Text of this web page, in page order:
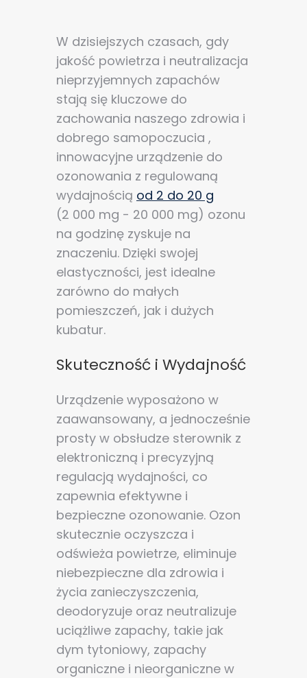
W dzisiejszych czasach, gdy
jakość powietrza i neutralizacja
nieprzyjemnych zapachów
stają się kluczowe do
zachowania naszego zdrowia i
dobrego samopoczucia ,
innowacyjne urządzenie do
ozonowania z regulowaną
wydajnością od 2 do 20 g
(2 000 mg - 20 000 mg) ozonu
na godzinę zyskuje na
znaczeniu. Dzięki swojej
elastyczności, jest idealne
zarówno do małych
pomieszczeń, jak i dużych
kubatur.
Skuteczność i Wydajność
Urządzenie wyposażono w
zaawansowany, a jednocześnie
prosty w obsłudze sterownik z
elektroniczną i precyzyjną
regulacją wydajności, co
zapewnia efektywne i
bezpieczne ozonowanie. Ozon
skutecznie oczyszcza i
odświeża powietrze, eliminuje
niebezpieczne dla zdrowia i
życia zanieczyszczenia,
deodoryzuje oraz neutralizuje
uciążliwe zapachy, takie jak
dym tytoniowy, zapachy
organiczne i nieorganiczne w